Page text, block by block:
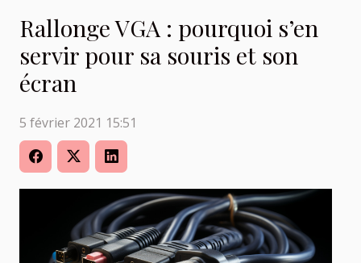
Rallonge VGA : pourquoi s’en
servir pour sa souris et son
écran
5 février 2021 15:51